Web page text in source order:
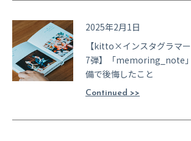
2025年2月1日
【kitto×インスタグラマ
7弾】「memoring_note
備で後悔したこと
Continued >>